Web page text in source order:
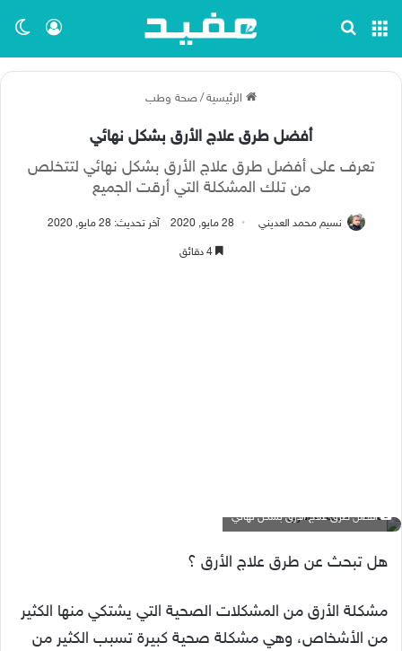
تسجيل القائمة
الرئيسية/صحة وطب
أفضل طرق علاج الأرق بشكل نهائي
تعرف على أفضل طرق علاج الأرق بشكل نهائي لتتخلص
من تلك المشكلة التي أرقت الجميع
نسيم محمد العديني 28 مايو, 2020 آخر تحديث: 28 مايو, 2020
4 دقائق
أفضل طرق علاج الأرق بشكل نهائي
هل تبحث عن طرق علاج الأرق ؟
مشكلة الأرق من المشكلات الصحية التي يشتكي منها الكثير
من الأشخاص، وهي مشكلة صحية كبيرة تسبب الكثير من